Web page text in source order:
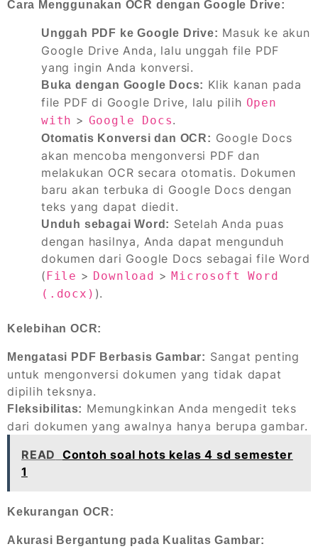
Cara Menggunakan OCR dengan Google Drive:
Unggah PDF ke Google Drive: Masuk ke akun
Google Drive Anda, lalu unggah file PDF
yang ingin Anda konversi.
Buka dengan Google Docs: Klik kanan pada
file PDF di Google Drive, lalu pilih Open
with > Google Docs.
Otomatis Konversi dan OCR: Google Docs
akan mencoba mengonversi PDF dan
melakukan OCR secara otomatis. Dokumen
baru akan terbuka di Google Docs dengan
teks yang dapat diedit.
Unduh sebagai Word: Setelah Anda puas
dengan hasilnya, Anda dapat mengunduh
dokumen dari Google Docs sebagai file Word
(File > Download >Microsoft Word
(.docx) ).
Kelebihan OCR:
Mengatasi PDF Berbasis Gambar: Sangat penting
untuk mengonversi dokumen yang tidak dapat
dipilih teksnya.
Fleksibilitas: Memungkinkan Anda mengedit teks
dari dokumen yang awalnya hanya berupa gambar.
READ Contoh soal hots kelas 4 sd semester
1
Kekurangan OCR:
Akurasi Bergantung pada Kualitas Gambar: